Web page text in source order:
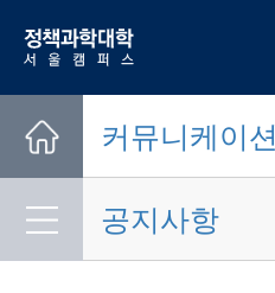
한양대학교
커뮤니케이션
공지사항